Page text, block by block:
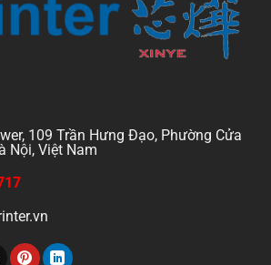
109 Trần Hưng Đạo, Phường Cửa
Nội, Việt Nam